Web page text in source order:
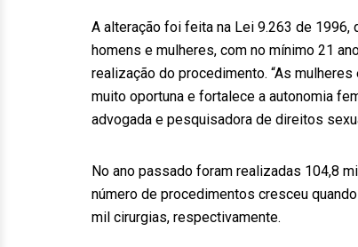
A alteração foi feita na Lei 9.263 de 1996,
homens e mulheres, com no mínimo 21
realização do procedimento. “As
muito oportuna e fortalece a autonomia
advogada e pesquisadora de direitos
No ano passado foram realizadas 104,8
número de procedimentos cresceu
mil cirurgias, respectivamente.